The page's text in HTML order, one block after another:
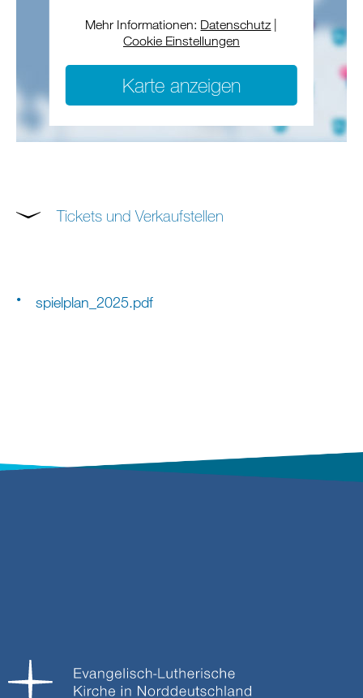
Mehr Informationen: Datenschutz
Cookie Einstellungen
Karte anzeigen
Tickets und Verkaufstellen
spielplan_2025.pdf